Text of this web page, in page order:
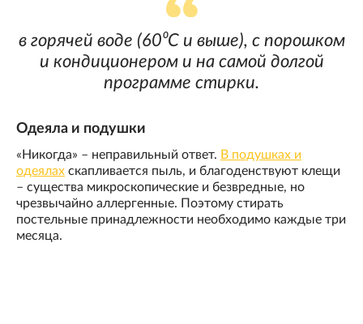
в горячей воде (60⁰С и выше), с порошком
и кондиционером и на самой долгой
программе стирки.
Одеяла и подушки
«Никогда» – неправильный ответ. В подушках и
одеялах скапливается пыль, и благоденствуют клещи
– существа микроскопические и безвредные, но
чрезвычайно аллергенные. Поэтому стирать
постельные принадлежности необходимо каждые три
месяца.